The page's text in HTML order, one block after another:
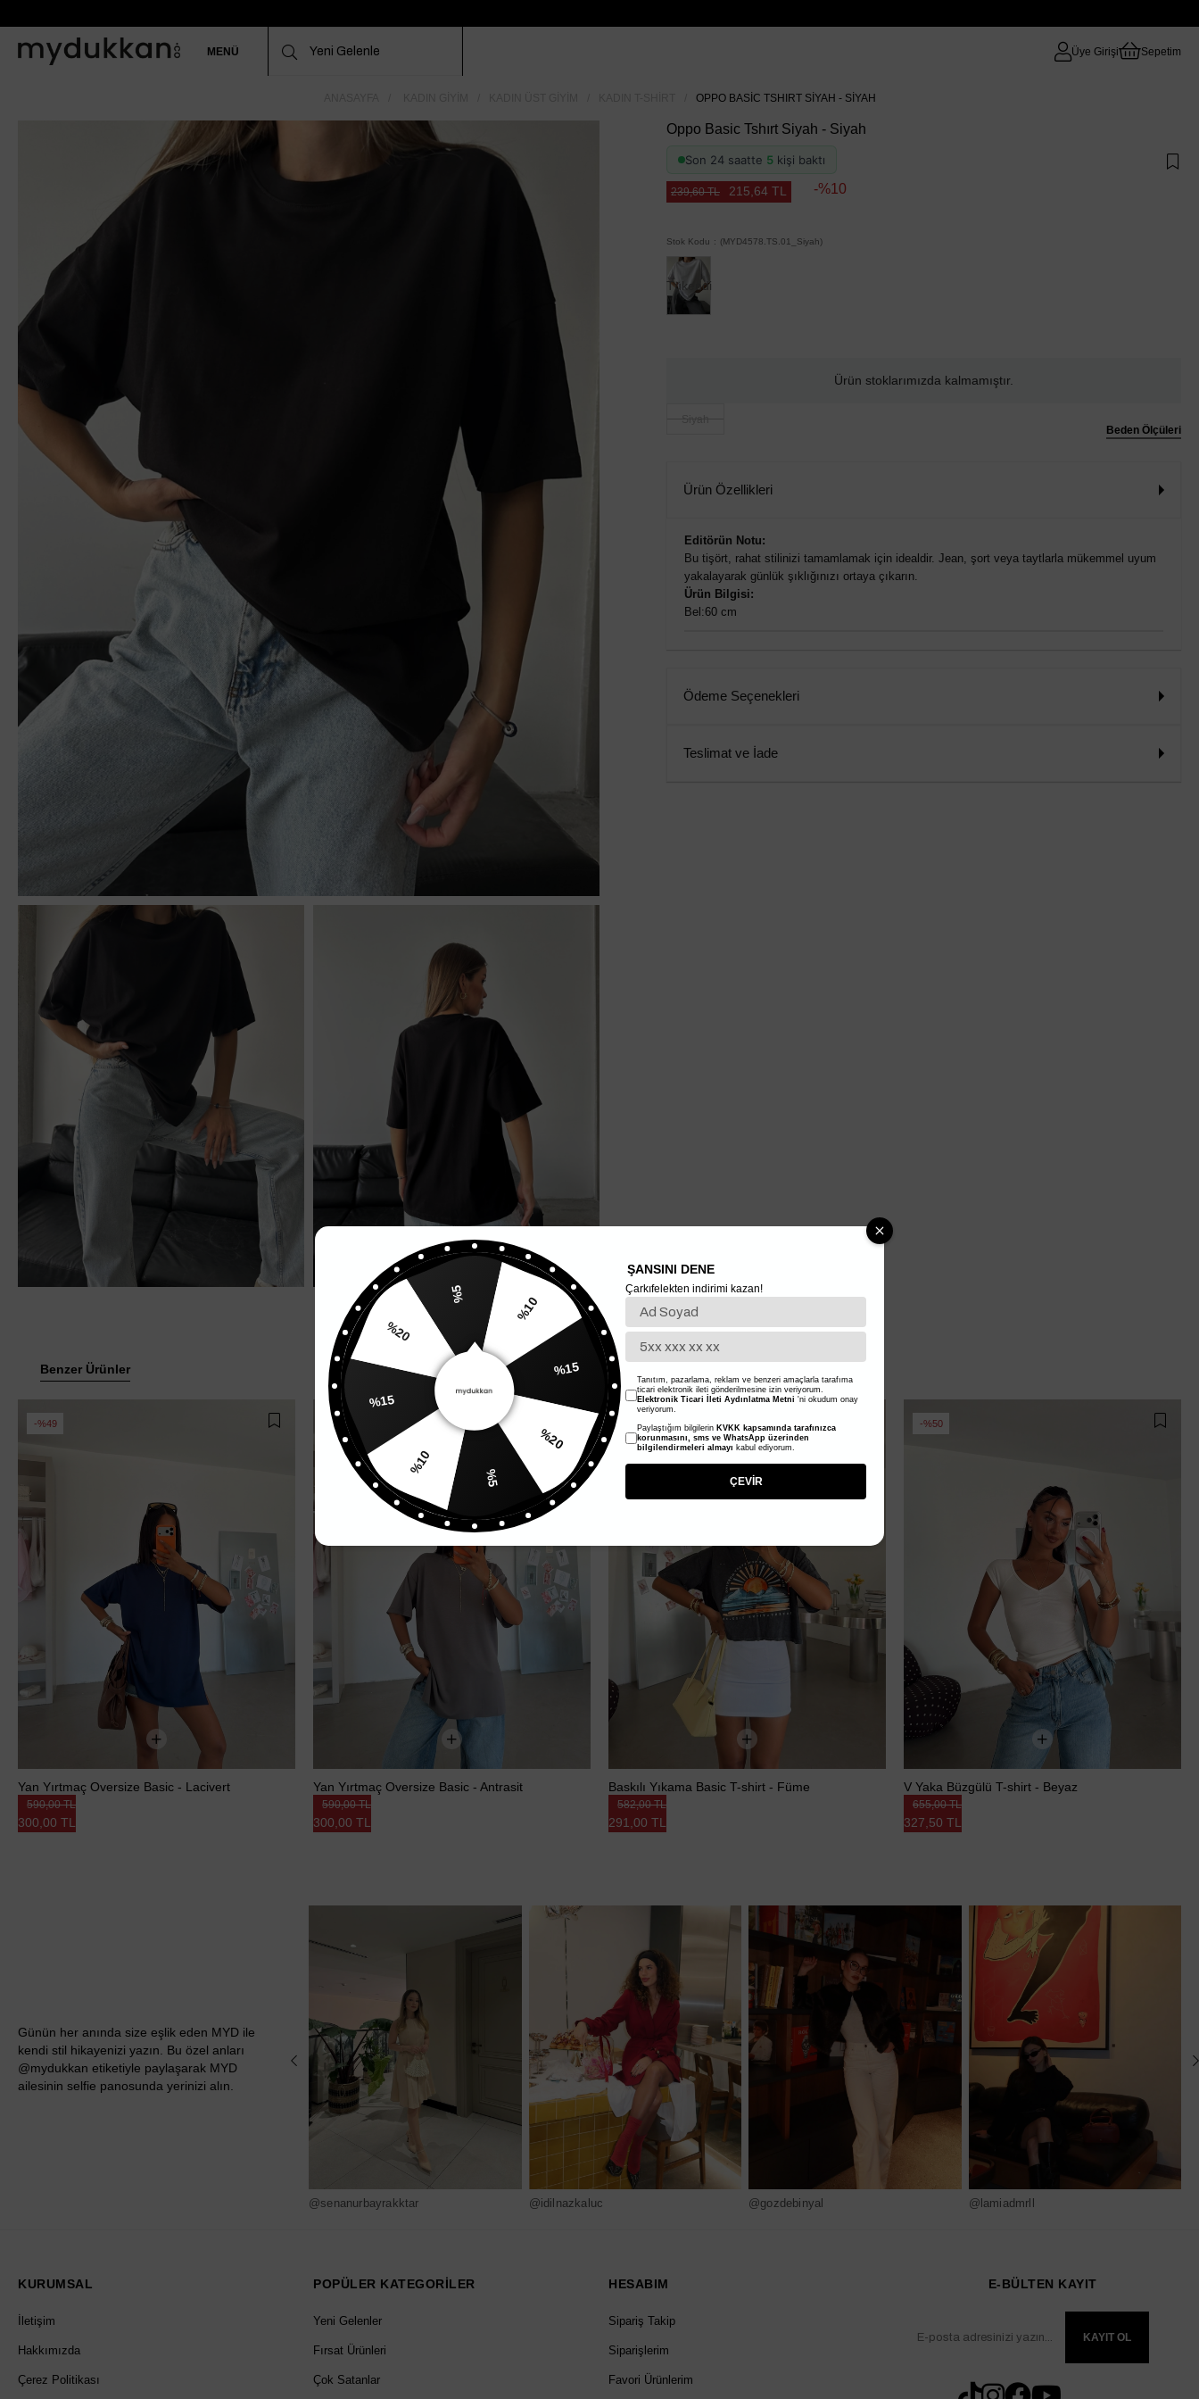
MENÜ Üye Girişi Sepetim
OPPO BASIC TSHIRT SIYAH - SIYAH
Oppo Basic Tshırt Siyah - Siyah
Son 24 saatte 5 kişi baktı
239,60 TL 215,64 TL 10
Stok Kodu (MYD4578.TS.01_Siyah)
Tükendi
Ürün stoklarımızda kalmamıştır.
Beden Ölçüleri
Ürün Özellikleri
Editörün Notu:
Bu tişört, rahat stilinizi tamamlamak için idealdir. Jean, şort veya taytlarla mükemmel uyum
yakalayarak günlük şıklığınızı ortaya çıkarın.
Ürün Bilgisi:
Bel:60 cm
Ödeme Seçenekleri
Teslimat ve İade
Benzer Ürünler
%49
Yan Yırtmaç Oversize Basic - Lacivert
300,00 TL
590,00 TL
%49
Yan Yırtmaç Oversize Basic - Antrasit
300,00 TL
590,00 TL
%50
Baskılı Yıkama Basic T-shirt - Füme
291,00 TL
582,00 TL
%50
V Yaka Büzgülü T-shirt - Beyaz
327,50 TL
655,00 TL
Günün her anında size eşlik eden MYD ile
kendi stil hikayenizi yazın. Bu özel anları
@mydukkan etiketiyle paylaşarak MYD
ailesinin selfie panosunda yerinizi alın.
@senanurbayrakktar @idilnazkaluc @gozdebinyal @lamiadmrll
KURUMSAL
İletişim
Hakkımızda
Çerez Politikası
POPÜLER KATEGORİLER
Yeni Gelenler
Fırsat Ürünleri
Çok Satanlar
HESABIM
Sipariş Takip
Siparişlerim
Favori Ürünlerim
E-BÜLTEN KAYIT
KAYIT OL
%10
%20
%10
%15
%20
ŞANSINI DENE
Çarkıfelekten indirimi kazan!
Tanıtım, pazarlama, reklam ve benzeri amaçlarla tarafıma
ticari elektronik ileti gönderilmesine izin veriyorum.
Elektronik Ticari İleti Aydınlatma Metni 'ni okudum onay
veriyorum.
Paylaştığım bilgilerin KVKK kapsamında tarafınızca
korunmasını, sms ve WhatsApp üzerinden
bilgilendirmeleri almayı kabul ediyorum.
ÇEVİR